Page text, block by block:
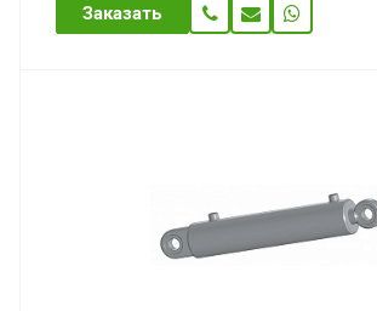
Заказать